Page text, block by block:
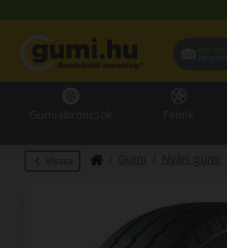
Vissza Gumi Nyári gumi